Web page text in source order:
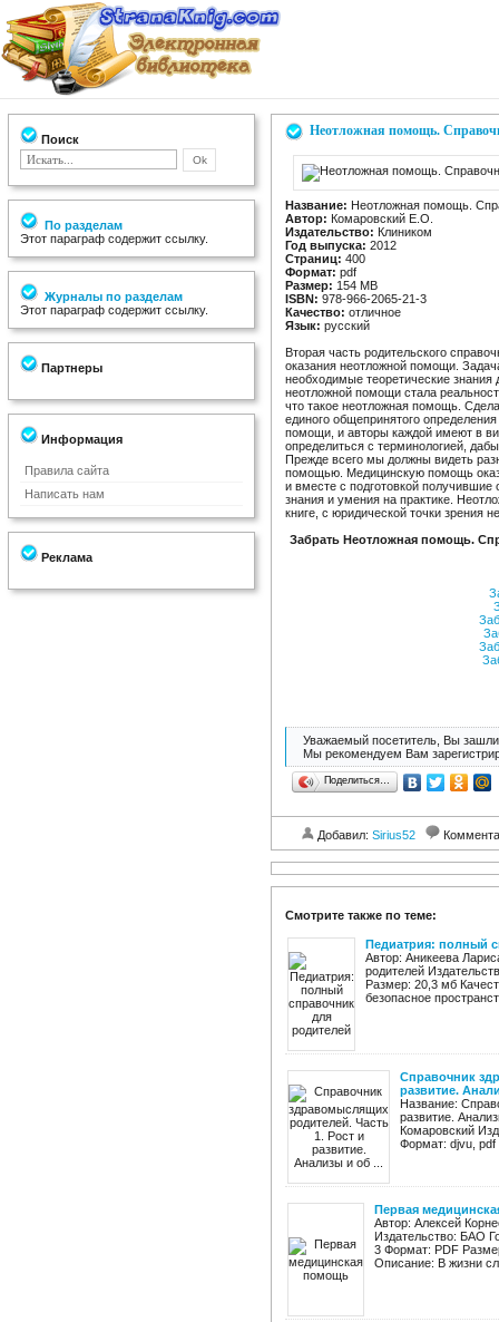
Поиск
По разделам
Этот параграф содержит ссылку.
Журналы по разделам
Этот параграф содержит ссылку.
Партнеры
Информация
Правила сайта
Написать нам
Реклама
Неотложная помощь.
Название: Неотложная помощь.
Автор: Комаровский Е.О.
Издательство: Клиником
Год выпуска: 2012
Страниц: 400
Формат: pdf
Размер: 154 МВ
ISBN: 978-966-2065-21-3
Качество: отличное
Язык: русский
Вторая часть родительского
оказания неотложной помощи.
необходимые теоретические знания
неотложной помощи стала
что такое неотложная помощь.
единого общепринятого
помощи, и авторы каждой имеют в
определиться с терминологией,
Прежде всего мы должны видеть
помощью. Медицинскую помощь
и вместе с подготовкой получившие
знания и умения на практике.
книге, с юридической точки зрения
Забрать Неотложная помощь.
Уважаемый посетитель, Вы зашли
Мы рекомендуем Вам
Поделиться…
Добавил: Sirius52
Смотрите также по теме:
Педиатрия: полный
Автор: Аникеева
родителей
Размер: 20,3 мб
безопасное
Справочник
развитие.
Название:
развитие.
Комаровский
Формат: djvu, pdf
Первая
Автор: Алексей
Издательство: БАО
3 Формат: PDF
Описание: В жизни